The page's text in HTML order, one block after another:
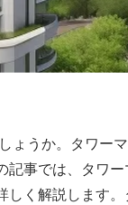
ょうか。タワー
事では、タワー
く解説します